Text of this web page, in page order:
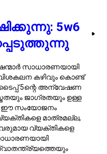
പേജ്
വിവിധ വശങ്ങളിൽ അവ
കൂടുതൽ സമഗ്രമായ
കെട്ടുകഥയുടെ ലോകത്ത്
പ്രത്യക്ഷപ്പെടുന്നു,
ഒരു പ്രത്യേക
ഈ വ്യക്തികളെ അവരുടെ